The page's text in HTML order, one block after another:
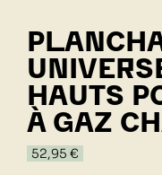
HAUTS
À GAZ
52,95 €